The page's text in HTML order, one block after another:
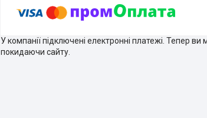
У компанії підключені електронні платежі. Тепер
покидаючи сайту.